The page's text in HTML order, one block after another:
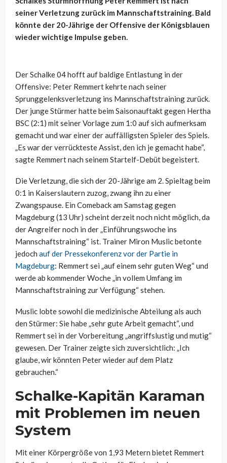
seiner Verletzung zurück im Mannschaftstraining. Bald
könnte der 20-Jährige der Offensive der Königsblauen
wieder wichtige Impulse geben.
Der Schalke 04 hofft auf baldige Entlastung in der
Offensive: Peter Remmert kehrte nach seiner
Sprunggelenksverletzung ins Mannschaftstraining zurück.
Der junge Stürmer hatte beim Saisonauftakt gegen Hertha
BSC (2:1) mit seiner Vorlage zum 1:0 auf sich aufmerksam
gemacht und war einer der auffälligsten Spieler des Spiels.
„Es war der verrückteste Assist, den ich je gemacht habe“,
sagte Remmert nach seinem Startelf-Debüt begeistert.
Die Verletzung, die sich der 20-Jährige am 2. Spieltag beim
0:1 in Kaiserslautern zuzog, zwang ihn zu einer
Zwangspause. Ein Comeback am Samstag gegen
Magdeburg (13 Uhr) scheint derzeit noch nicht möglich, da
der Angreifer noch in der „Einführungswoche ins
Mannschaftstraining“ ist. Trainer Miron Muslic betonte
jedoch auf der Pressekonferenz vor der Partie in
Magdeburg: Remmert sei „auf einem sehr guten Weg“ und
werde ab kommender Woche „in vollem Umfang im
Mannschaftstraining zur Verfügung“ stehen.
Muslic lobte sowohl die medizinische Abteilung als auch
den Stürmer: Sie habe „sehr gute Arbeit gemacht“, und
Remmert sei in der Vorbereitung „angriffslustig und mutig“
gewesen. Der Trainer zeigte sich zuversichtlich: „Ich
glaube, wir könnten Peter wieder auf dem Platz
gebrauchen.“
Schalke-Kapitän Karaman
mit Problemen im neuen
System
Mit einer Körpergröße von 1,93 Metern bietet Remmert